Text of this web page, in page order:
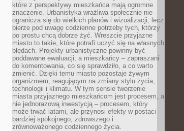
które z perspektywy mieszkańca mają ogromne
znaczenie. Urbanistyka wrażliwa społecznie nie
ogranicza się do wielkich planów i wizualizacji, lecz
bierze pod uwagę codzienne potrzeby tych, którzy
po prostu chcą dobrze żyć. Wreszcie przyjazne
miasto to takie, które potrafi uczyć się na własnych
błędach. Projekty urbanistyczne powinny być
poddawane ewaluacji, a mieszkańcy – zapraszani
do komentowania, co się sprawdziło, a co warto
zmienić. Dzięki temu miasto pozostaje żywym
organizmem, reagującym na zmiany stylu życia,
technologii i klimatu. W tym sensie tworzenie
miasta przyjaznego mieszkańcom jest procesem, a
nie jednorazową inwestycją – procesem, który
może trwać latami, ale przynosi efekty w postaci
bardziej spokojnego, zdrowszego i
zrównoważonego codziennego życia.